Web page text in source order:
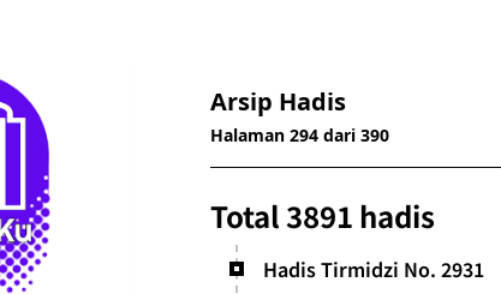
Arsip Hadis
Halaman 294 dari 390
Total 3891 hadis
Hadis Tirmidzi No. 2931